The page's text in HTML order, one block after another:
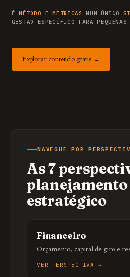
ÉMÉTODO EMÉTRICAS NUM ÚNICO
GESTÃO ESPECÍFICO PARA
Explorar conteúdo grátis →
NAVEGUE POR
As 7
planejamento
estratégico
Financeiro
Orçamento, capital de giro e
VER PERSPECTIVA →